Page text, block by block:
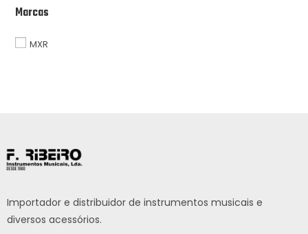
Marcas
MXR
Importador e distribuidor de instrumentos musicais e
diversos acessórios.